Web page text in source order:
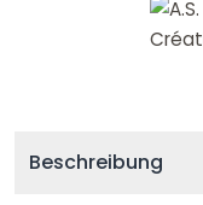
Beschreibung